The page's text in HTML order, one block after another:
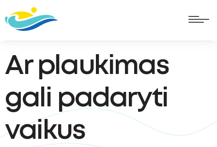
Ar plaukimas
gali padaryti
vaikus